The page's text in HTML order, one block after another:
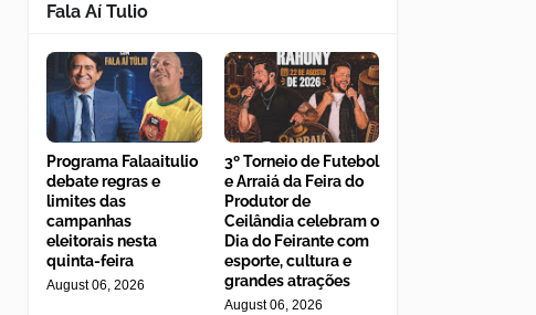
Fala Aí Tulio
Programa Falaaitulio
debate regras e
limites das
campanhas
eleitorais nesta
quinta-feira
August 06, 2026
3º Torneio de Futebol
e Arraiá da Feira do
Produtor de
Ceilândia celebram o
Dia do Feirante com
esporte, cultura e
grandes atrações
August 06, 2026